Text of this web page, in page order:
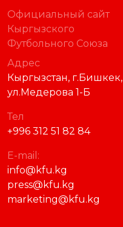
Официальный сайт
Кыргызского
Футбольного Союза
Адрес
Кыргызстан, г.Бишкек,
ул.Медерова 1-Б
Тел
+996 312 51 82 84
E-mail:
info@kfu.kg
press@kfu.kg
marketing@kfu.kg